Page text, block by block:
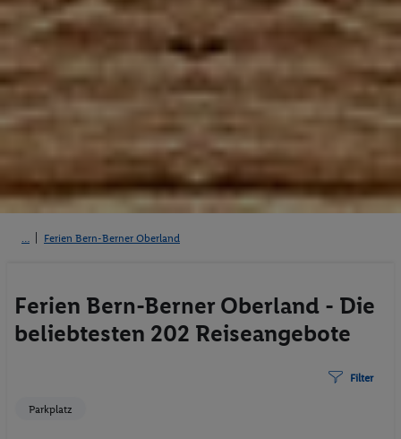
Ferien Bern-Berner Oberland
Ferien Bern-Berner Oberland - Die
beliebtesten 202 Reiseangebote
Filter
Parkplatz